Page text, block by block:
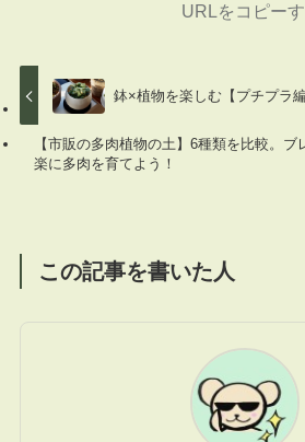
URLをコピー
鉢×植物を楽しむ【プチプラ編
【市販の多肉植物の土】6種類を比較。ブ
楽に多肉を育てよう！
この記事を書いた人